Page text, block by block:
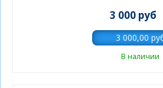
3 000 руб
В наличии